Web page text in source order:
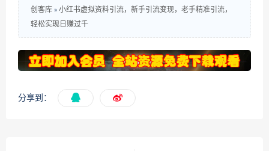
创客库 » 小红书虚拟资料引流，新手引流变现，老手精准引流，
轻松实现日赚过千
分享到：